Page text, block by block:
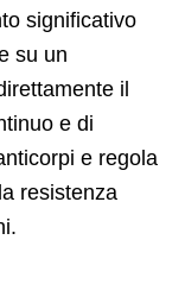
significativo
su un
il
e di
e regola
resistenza